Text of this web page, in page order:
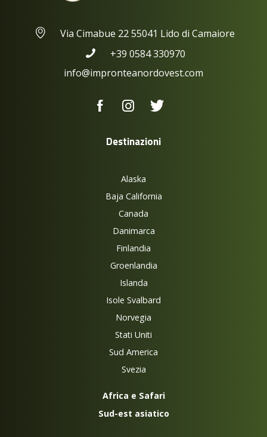
Via Cimabue 22 55041 Lido di Camaiore
+39 0584 330970
info@impronteanordovest.com
Destinazioni
Alaska
Baja California
Canada
Danimarca
Finlandia
Groenlandia
Islanda
Isole Svalbard
Norvegia
Stati Uniti
Sud America
Svezia
Africa e Safari
Sud-est asiatico